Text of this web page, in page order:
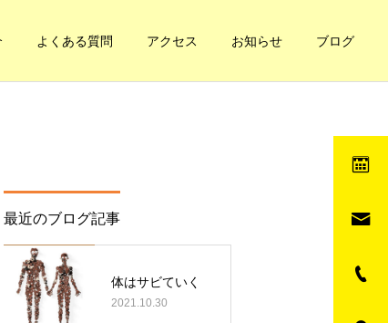
よくある質問 アクセス お知らせ ブログ
妊娠と凝り
自分の体の循環てどうな
最近のブログ記事
体はサビていく
2021.10.30